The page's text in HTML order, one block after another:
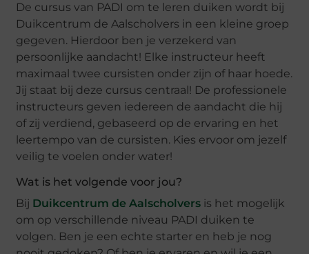
De cursus van PADI om te leren duiken wordt bij
Duikcentrum de Aalscholvers in een kleine groep
gegeven. Hierdoor ben je verzekerd van
persoonlijke aandacht! Elke instructeur heeft
maximaal twee cursisten onder zijn of haar hoede.
Jij staat bij deze cursus centraal! De professionele
instructeurs geven iedereen de aandacht die hij
of zij verdiend, gebaseerd op de ervaring en het
leertempo van de cursisten. Kies ervoor om jezelf
veilig te voelen onder water!
Wat is het volgende voor jou?
Bij Duikcentrum de Aalscholvers is het mogelijk
om op verschillende niveau PADI duiken te
volgen. Ben je een echte starter en heb je nog